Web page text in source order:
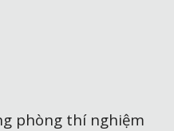
phòng thí nghiệm